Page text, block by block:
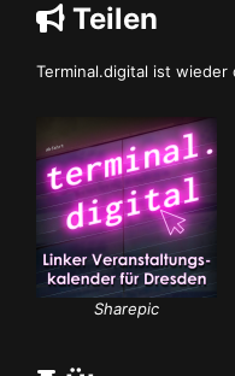
Teilen
Terminal.digital ist
Sharepic